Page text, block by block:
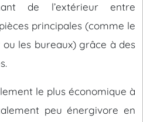
de l’extérieur entre
principales (comme le
les bureaux) grâce à des
le plus économique à
peu énergivore en